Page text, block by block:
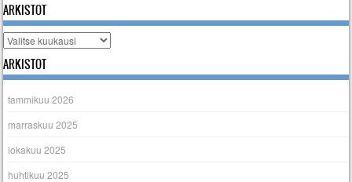
ARKISTOT
Arkistot
ARKISTOT
tammikuu 2026
marraskuu 2025
lokakuu 2025
huhtikuu 2025